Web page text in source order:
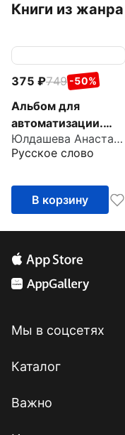
Книги из жанра
375 749 -50%
Альбом для
автоматизации.
Звук Ш
Юлдашева Анастасия Павловна
Русское слово
В корзину
Мы в соцсетях
Каталог
Важно